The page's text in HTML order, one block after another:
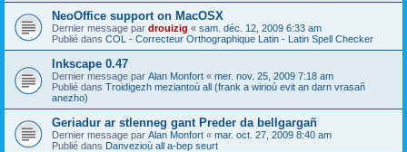
NeoOffice support on MacOSX
Dernier message par drouizig « sam. déc. 12, 2009 6:33 am
Publié dans COL - Correcteur Orthographique Latin - Latin Spell Checker
Inkscape 0.47
Dernier message par Alan Monfort « mer. nov. 25, 2009 7:18 am
Publié dans Troidigezh meziantoù all (frank a wirioù evit an darn vrasañ
anezho)
Geriadur ar stlenneg gant Preder da bellgargañ
Dernier message par Alan Monfort « mar. oct. 27, 2009 8:40 am
Publié dans Danvezioù all a-bep seurt